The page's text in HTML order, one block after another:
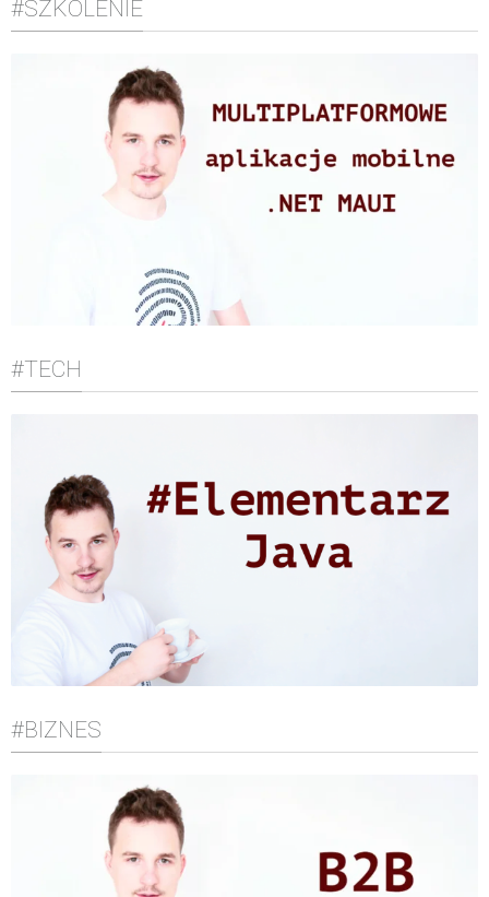
#SZKOLENIE
#TECH
#BIZNES